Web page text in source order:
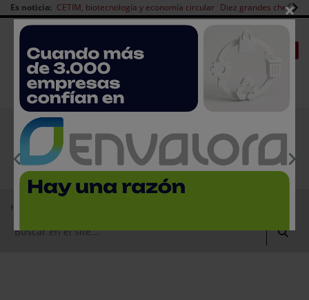
Es noticia: CETIM, biotecnología y economía circular Diez grandes chefs
Redes Sociales
Es noticia
| CANAL EMPLEO Login empresas Registro
×